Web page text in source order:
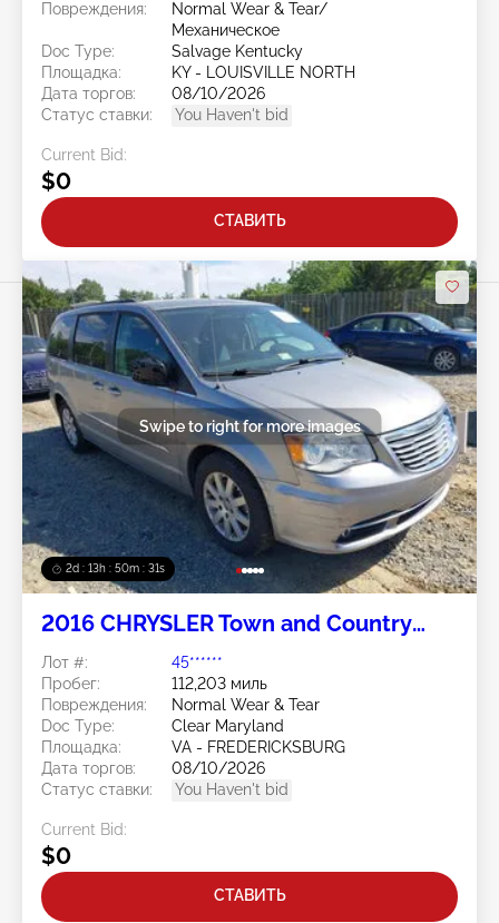
Повреждения:
Normal Wear & Tear/
Механическое
Doc Type:
Salvage Kentucky
Площадка:
KY - LOUISVILLE NORTH
Дата торгов:
08/10/2026
Статус ставки:
You Haven't bid
Current Bid:
$0
СТАВИТЬ
2d : 13h : 50m : 28s
Swipe to right for more images
2016 CHRYSLER Town and Country
Лот #:
45******
Пробег:
112,203 миль
Повреждения:
Normal Wear & Tear
Doc Type:
Clear Maryland
Площадка:
VA - FREDERICKSBURG
Дата торгов:
08/10/2026
Статус ставки:
You Haven't bid
Current Bid:
$0
СТАВИТЬ